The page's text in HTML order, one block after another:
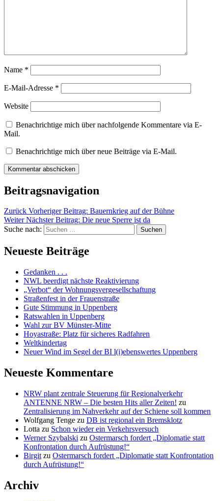
Name *
E-Mail-Adresse *
Website
Benachrichtige mich über nachfolgende Kommentare via E-
Mail.
Benachrichtige mich über neue Beiträge via E-Mail.
Beitragsnavigation
Zurück Vorheriger Beitrag: Bauernkrieg auf der Bühne
Weiter Nächster Beitrag: Die neue Sperre ist da
Suche nach:
Suchen
Neueste Beiträge
Gedanken . . .
NWL beerdigt nächste Reaktivierung
„Verbot“ der Wohnungsvergesellschaftung
Straßenfest in der Frauenstraße
Gute Stimmung in Uppenberg
Ratswahlen in Uppenberg
Wahl zur BV Münster-Mitte
Hoyastraße: Platz für sicheres Radfahren
Weltkindertag
Neuer Wind im Segel der BI l(i)ebenswertes Uppenberg
Neueste Kommentare
NRW plant zentrale Steuerung für Regionalverkehr
ANTENNE NRW – Die besten Hits aller Zeiten! zu
Zentralisierung im Nahverkehr auf der Schiene soll kommen
Wolfgang Tenge zu DB ist regional ein Bremsklotz
Lotta zu Schon wieder ein Verkehrsversuch
Werner Szybalski zu Ostermarsch fordert „Diplomatie statt
Konfrontation durch Aufrüstung!“
Birgit zu Ostermarsch fordert „Diplomatie statt Konfrontation
durch Aufrüstung!“
Archiv